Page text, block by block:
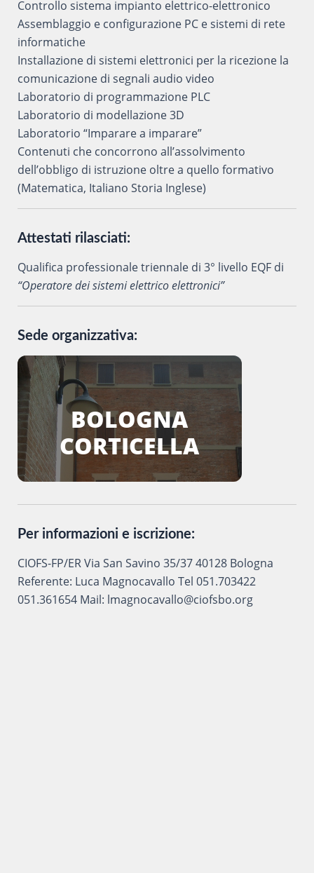
Controllo sistema impianto elettrico-elettronico
Assemblaggio e configurazione PC e sistemi di rete
informatiche
Installazione di sistemi elettronici per la ricezione la
comunicazione di segnali audio video
Laboratorio di programmazione PLC
Laboratorio di modellazione 3D
Laboratorio “Imparare a imparare”
Contenuti che concorrono all’assolvimento
dell’obbligo di istruzione oltre a quello formativo
(Matematica, Italiano Storia Inglese)
Attestati rilasciati:
Qualifica professionale triennale di 3° livello EQF di
“Operatore dei sistemi elettrico elettronici”
Sede organizzativa:
BOLOGNA
CORTICELLA
Per informazioni e iscrizione:
CIOFS-FP/ER Via San Savino 35/37 40128 Bologna
Referente: Luca Magnocavallo Tel 051.703422
051.361654 Mail: lmagnocavallo@ciofsbo.org